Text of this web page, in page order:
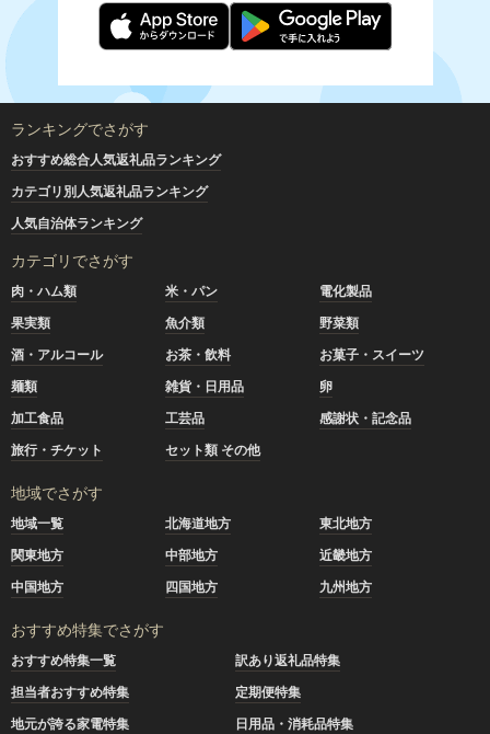
ランキングでさがす
おすすめ総合人気返礼品ランキング
カテゴリ別人気返礼品ランキング
人気自治体ランキング
カテゴリでさがす
肉・ハム類 米・パン
電化製品
果実類
魚介類
野菜類
酒・アルコール
お茶・飲料
お菓子・スイーツ
麺類
雑貨・日用品
卵
加工食品
工芸品
感謝状・記念品
旅行・チケット
セット類 その他
地域でさがす
地域一覧 北海道地方
東北地方
関東地方
中部地方
近畿地方
中国地方
四国地方 九州地方
おすすめ特集でさがす
おすすめ特集一覧
訳あり返礼品特集
担当者おすすめ特集
定期便特集
地元が誇る家電特集
日用品・消耗品特集